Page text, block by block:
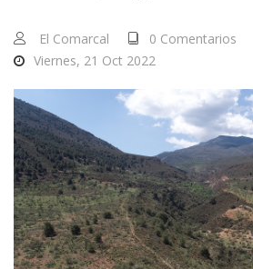
El Comarcal
0 Comentarios
Viernes, 21 Oct 2022